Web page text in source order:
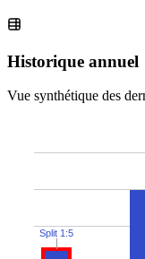
Historique annuel
Vue synthétique des
Split 1:5